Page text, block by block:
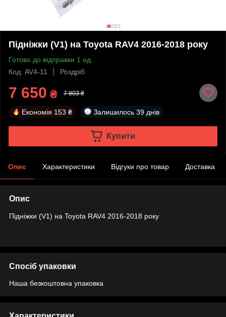
Підніжки (V1) на Toyota RAV4 2016-2018 року
Готово до відправки 1 од.
Код: AV4-11
Роздріб
7 650 ₴ 7 803 ₴
Економія 153 ₴ Залишилось 39 днів
Купити
Опис Характеристики Відгуки про товар Доставка
Опис
Підніжки (V1) на Toyota RAV4 2016-2018 року
Спосіб упаковки
Наша безкоштовна упаковка